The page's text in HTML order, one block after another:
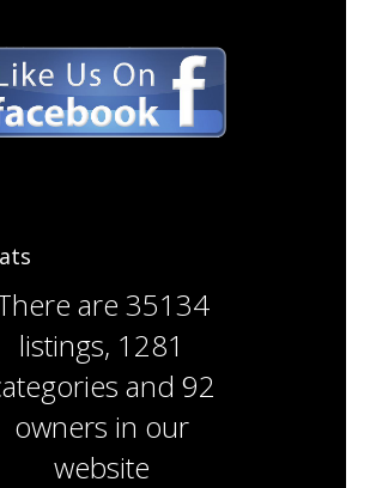
are 35134
listings, 1281
and 92
owners in our
website